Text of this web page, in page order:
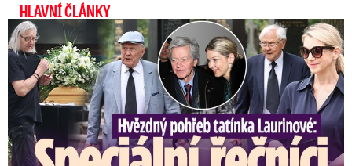
HLAVNÍ ČLÁNKY
Speciální řečníci nad rakví Laurina: Rozbrečeli i dceru